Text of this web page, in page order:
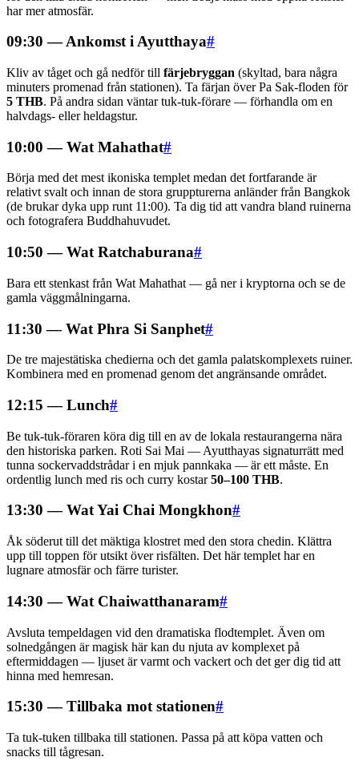
har mer atmosfär.
09:30 — Ankomst i Ayutthaya#
Kliv av tåget och gå nedför till färjebryggan (skyltad, bara några
minuters promenad från stationen). Ta färjan över Pa Sak-floden för
5 THB. På andra sidan väntar tuk-tuk-förare — förhandla om en
halvdags- eller heldagstur.
10:00 — Wat Mahathat#
Börja med det mest ikoniska templet medan det fortfarande är
relativt svalt och innan de stora gruppturerna anländer från Bangkok
(de brukar dyka upp runt 11:00). Ta dig tid att vandra bland ruinerna
och fotografera Buddhahuvudet.
10:50 — Wat Ratchaburana#
Bara ett stenkast från Wat Mahathat — gå ner i kryptorna och se de
gamla väggmålningarna.
11:30 — Wat Phra Si Sanphet#
De tre majestätiska chedierna och det gamla palatskomplexets ruiner.
Kombinera med en promenad genom det angränsande området.
12:15 — Lunch#
Be tuk-tuk-föraren köra dig till en av de lokala restaurangerna nära
den historiska parken. Roti Sai Mai — Ayutthayas signaturrätt med
tunna sockervaddstrådar i en mjuk pannkaka — är ett måste. En
ordentlig lunch med ris och curry kostar50–100 THB.
13:30 — Wat Yai Chai Mongkhon#
Åk söderut till det mäktiga klostret med den stora chedin. Klättra
upp till toppen för utsikt över risfälten. Det här templet har en
lugnare atmosfär och färre turister.
14:30 — Wat Chaiwatthanaram#
Avsluta tempeldagen vid den dramatiska flodtemplet. Även om
solnedgången är magisk här kan du njuta av komplexet på
eftermiddagen — ljuset är varmt och vackert och det ger dig tid att
hinna med hemresan.
15:30 — Tillbaka mot stationen#
Ta tuk-tuken tillbaka till stationen. Passa på att köpa vatten och
snacks till tågresan.